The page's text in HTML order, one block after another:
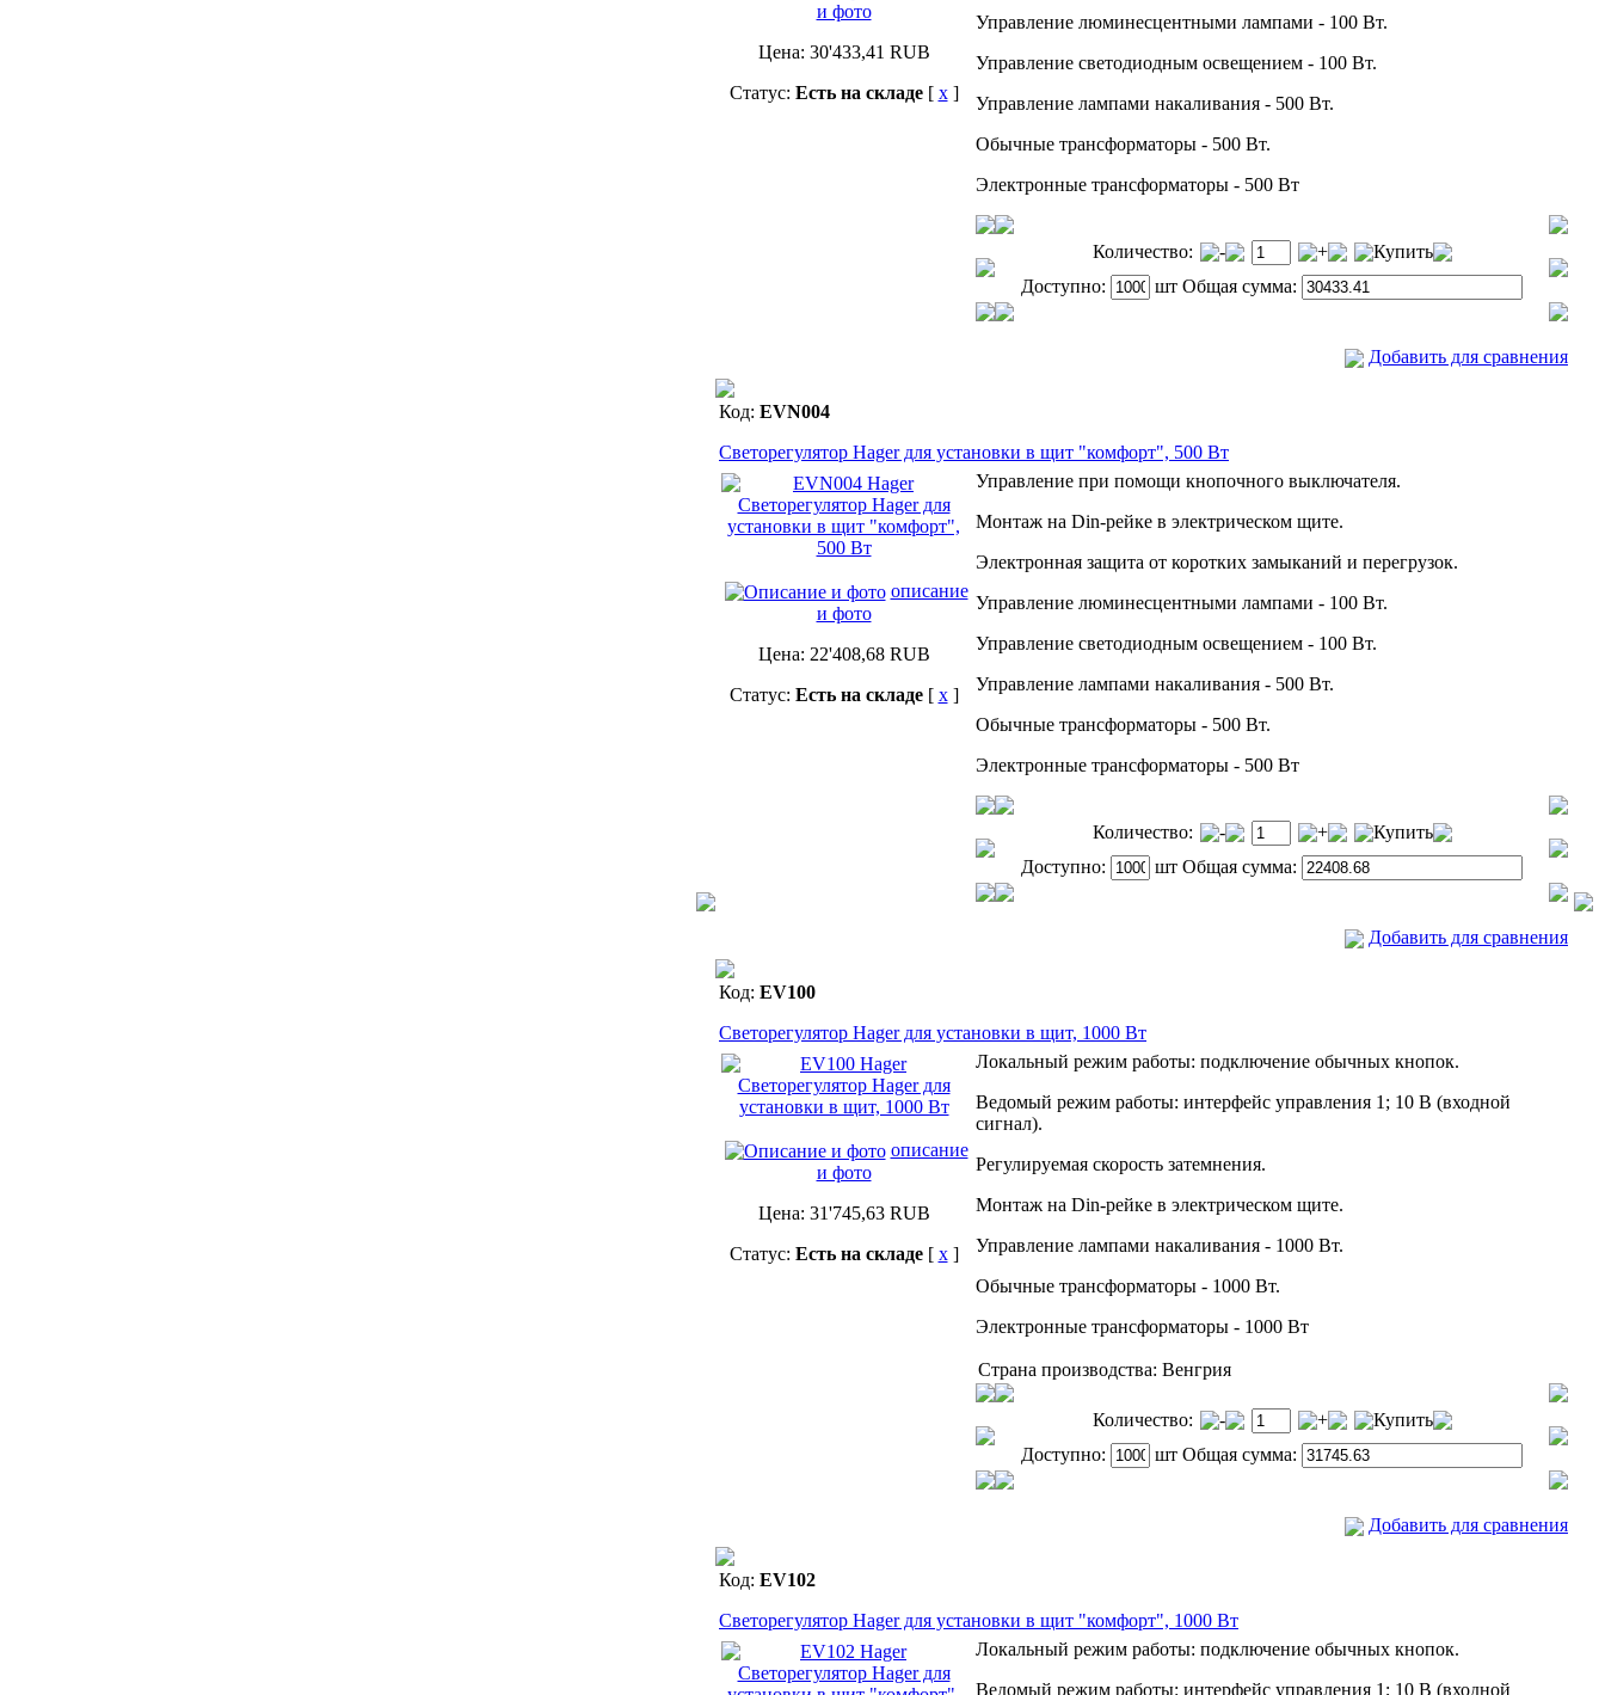
и фото
Цена: 30'433,41 RUB
Статус: Есть на складе[ x]
Управление люминесцентными лампами - 100 Вт.
Управление светодиодным освещением - 100 Вт.
Управление лампами накаливания - 500 Вт.
Обычные трансформаторы - 500 Вт.
Электронные трансформаторы - 500 Вт
Количество: - +
Купить
Доступно:
шт Общая сумма:
Добавить для сравнения
Код: EVN004
Светорегулятор Hager для установки в щит "комфорт", 500 Вт
описание
и фото
Цена: 22'408,68RUB
Статус: Есть на складе[ x]
Управление при помощи кнопочного выключателя.
Монтаж на Din-рейке в электрическом щите.
Электронная защита от коротких замыканий и перегрузок.
Управление люминесцентными лампами - 100 Вт.
Управление светодиодным освещением - 100 Вт.
Управление лампами накаливания - 500 Вт.
Обычные трансформаторы - 500 Вт.
Электронные трансформаторы - 500 Вт
Количество: - +
Купить
Доступно:
шт Общая сумма:
Добавить для сравнения
Код: EV100
Светорегулятор Hager для установки в щит, 1000 Вт
описание
и фото
Цена: 31'745,63RUB
Статус: Есть на складе[ x]
Локальный режим работы: подключение обычных кнопок.
Ведомый режим работы: интерфейс управления 1; 10 В (входной
сигнал).
Регулируемая скорость затемнения.
Монтаж на Din-рейке в электрическом щите.
Управление лампами накаливания - 1000 Вт.
Обычные трансформаторы - 1000 Вт.
Электронные трансформаторы - 1000 Вт
Страна производства: Венгрия
Количество: - +
Купить
Доступно:
шт Общая сумма:
Добавить для сравнения
Код: EV102
Светорегулятор Hager для установки в щит "комфорт", 1000 Вт
Локальный режим работы: подключение обычных кнопок.
Ведомый режим работы: интерфейс управления 1; 10 В (входной